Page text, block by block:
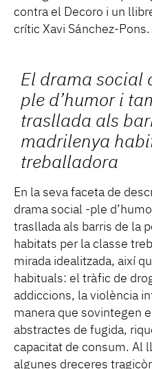
contra el Decoro i un
crític Xavi Sánchez-Pons.
El drama social
ple d’humor i
trasllada als
madrilenya
treballadora
En la seva faceta de
drama social -ple
trasllada als barris de la
habitats per la classe
mirada idealitzada, així
habituals: el tràfic de
addiccions, la violència
manera que sovintegen
abstractes de fugida,
capacitat de consum. Al
algunes dreceres